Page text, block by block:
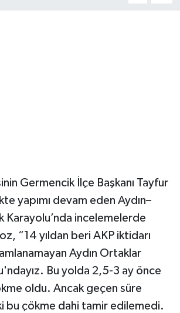
Germencik İlçe Başkanı Tayfur
yapımı devam eden Aydın–
Karayolu’nda incelemelerde
“14 yıldan beri AKP iktidarı
Aydın Ortaklar
Bu yolda 2,5-3 ay önce
oldu. Ancak geçen süre
bu çökme dahi tamir edilemedi.